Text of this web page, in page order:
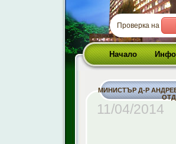
Проверка на
Начало
МИНИСТЪР Д-Р
11/04/2014